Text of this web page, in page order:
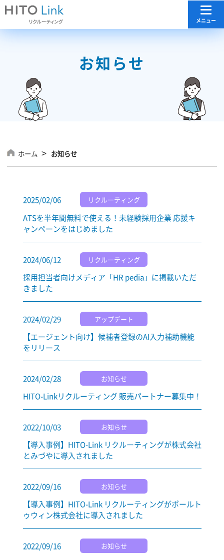
メニュー
メニュー
お知らせ
ホーム お知らせ
2025/02/06 リクルーティング
ATSを半年間無料で使える！未経験採用企業 応援キ
ャンペーンをはじめました
2024/06/12 リクルーティング
採用担当者向けメディア「HR pedia」に掲載いただ
きました
2024/02/29 アップデート
【エージェント向け】候補者登録のAI入力補助機能
をリリース
2024/02/28 お知らせ
HITO-Linkリクルーティング 販売パートナー募集中！
2022/10/03 お知らせ
【導入事例】HITO-Link リクルーティングが株式会社
とみづやに導入されました
2022/09/16 お知らせ
【導入事例】HITO-Link リクルーティングがポールト
ゥウィン株式会社に導入されました
2022/09/16 お知らせ